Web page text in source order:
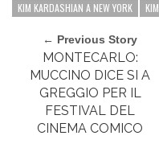
KIM KARDASHIAN A NEW YORK
← Previous Story
MONTECARLO:
MUCCINO DICE SI A
GREGGIO PER IL
FESTIVAL DEL
CINEMA COMICO